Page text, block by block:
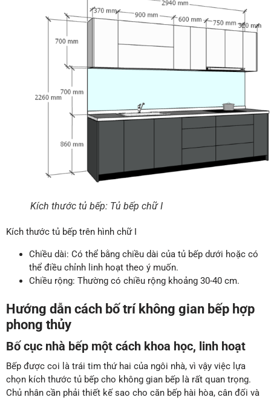
Kích thước tủ bếp: Tủ bếp chữ I
Kích thước tủ bếp trên hình chữ I
Chiều dài: Có thể bằng chiều dài của tủ bếp dưới hoặc có
thể điều chỉnh linh hoạt theo ý muốn.
Chiều rộng: Thường có chiều rộng khoảng 30-40 cm.
Hướng dẫn cách bố trí không gian bếp hợp
phong thủy
Bố cục nhà bếp một cách khoa học, linh hoạt
Bếp được coi là trái tim thứ hai của ngôi nhà, vì vậy việc lựa
chọn kích thước tủ bếp cho không gian bếp là rất quan trọng.
Chủ nhân cần phải thiết kế sao cho căn bếp hài hòa, cân đối và